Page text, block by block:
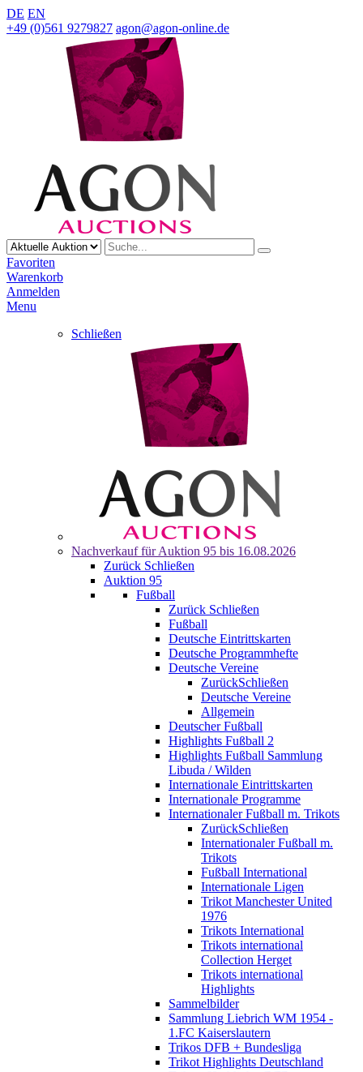
DE EN
+49 (0)561 9279827 agon@agon-online.de
Favoriten
Warenkorb
Anmelden
Menu
Schließen
Nachverkauf für Auktion 95 bis 16.08.2026
Zurück Schließen
Auktion 95
Fußball
Zurück Schließen
Fußball
Deutsche Eintrittskarten
Deutsche Programmhefte
Deutsche Vereine
ZurückSchließen
Deutsche Vereine
Allgemein
Deutscher Fußball
Highlights Fußball 2
Highlights Fußball Sammlung
Libuda / Wilden
Internationale Eintrittskarten
Internationale Programme
Internationaler Fußball m. Trikots
ZurückSchließen
Internationaler Fußball m.
Trikots
Fußball International
Internationale Ligen
Trikot Manchester United
1976
Trikots International
Trikots international
Collection Herget
Trikots international
Highlights
Sammelbilder
Sammlung Liebrich WM 1954 -
1.FC Kaiserslautern
Trikos DFB + Bundesliga
Trikot Highlights Deutschland